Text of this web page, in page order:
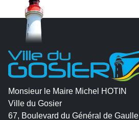
Monsieur le Maire Michel HOTIN
Ville du Gosier
67, Boulevard du Général de Gaulle